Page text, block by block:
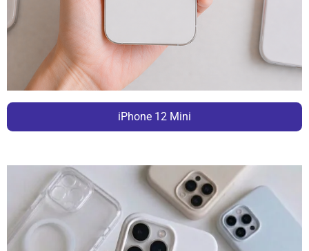
iPhone 12 Mini